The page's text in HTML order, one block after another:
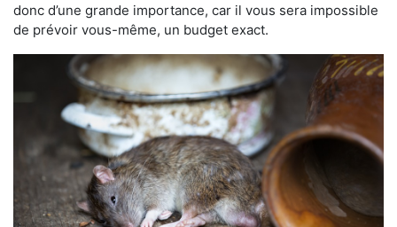
donc d’une grande importance, car il vous sera impossible
de prévoir vous-même, un budget exact.